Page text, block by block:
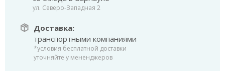
ул. Северо-Западная 2
Доставка:
транспортными компаниями
*условия бесплатной доставки
уточняйте у мененджеров